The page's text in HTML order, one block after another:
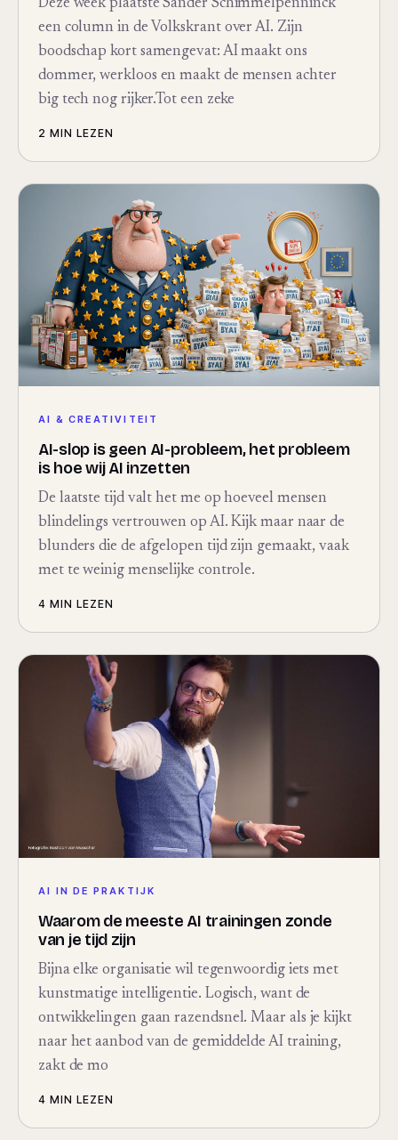
Deze week plaatste Sander Schimmelpenninck
een column in de Volkskrant over AI. Zijn
boodschap kort samengevat: AI maakt ons
dommer, werkloos en maakt de mensen achter
big tech nog rijker.Tot een zeke
2 MIN LEZEN
AI & CREATIVITEIT
AI-slop is geen AI-probleem, het probleem
is hoe wij AI inzetten
De laatste tijd valt het me op hoeveel mensen
blindelings vertrouwen op AI. Kijk maar naar de
blunders die de afgelopen tijd zijn gemaakt, vaak
met te weinig menselijke controle.
4 MIN LEZEN
AI IN DE PRAKTIJK
Waarom de meeste AI trainingen zonde
van je tijd zijn
Bijna elke organisatie wil tegenwoordig iets met
kunstmatige intelligentie. Logisch, want de
ontwikkelingen gaan razendsnel. Maar als je kijkt
naar het aanbod van de gemiddelde AI training,
zakt de mo
4 MIN LEZEN